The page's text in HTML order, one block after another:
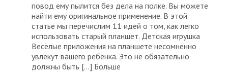
повод ему пылится без дела на полке. Вы можете
найти ему оригинальное применение. В этой
статье мы перечислим 11 идей о том, как легко
использовать старый планшет. Детская игрушка
Весёлые приложения на планшете несомненно
увлекут вашего ребёнка. Это не обязательно
должны быть […] Больше